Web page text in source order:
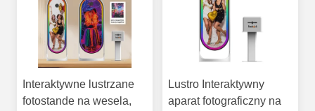
Interaktywne lustrzane
fotostande na wesela,
Lustro Interaktywny
aparat fotograficzny na